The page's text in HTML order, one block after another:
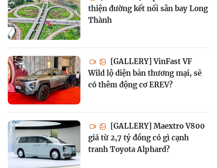
thiện đường kết nối sân bay Long
Thành
[GALLERY] VinFast VF
Wild lộ diện bản thương mại, sẽ
có thêm động cơ EREV?
[GALLERY] Maextro V800
giá từ 2,7 tỷ đồng có gì cạnh
tranh Toyota Alphard?